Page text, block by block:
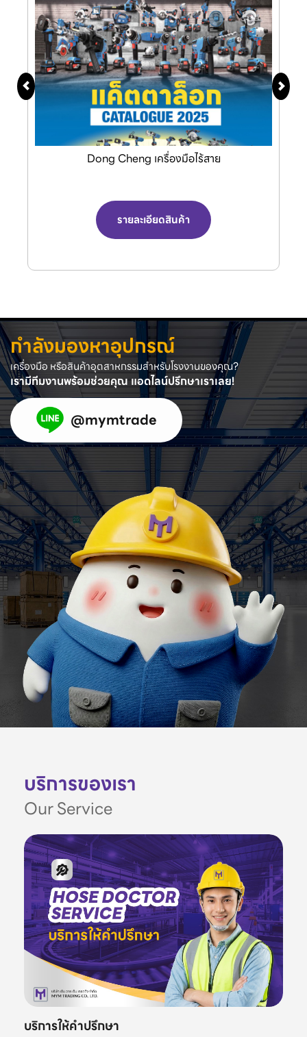
Dong Cheng เครื่องมือไร้สาย
รายละเอียดสินค้า
กำลังมองหาอุปกรณ์
เครื่องมือ หรือสินค้าอุตสาหกรรมสำหรับโรงงานของคุณ?
เรามีทีมงานพร้อมช่วยคุณ แอดไลน์ปรึกษาเราเลย!
@mymtrade
บริการของเรา
Our Service
บริการให้คำปรึกษา